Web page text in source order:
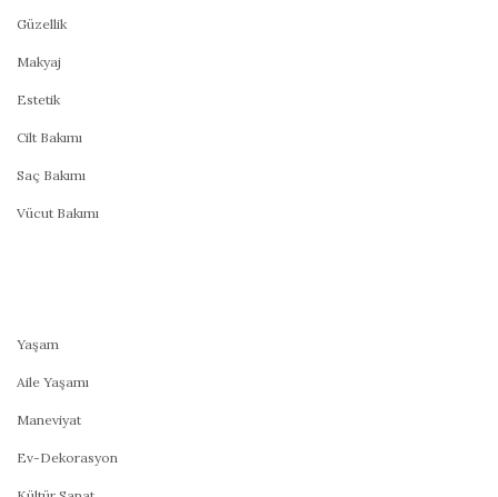
Güzellik
Makyaj
Estetik
Cilt Bakımı
Saç Bakımı
Vücut Bakımı
Yaşam
Aile Yaşamı
Maneviyat
Ev-Dekorasyon